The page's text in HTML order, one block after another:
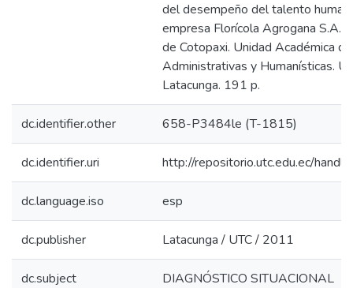
del desempeño del talento
empresa Florícola Agrogana S.A.
de Cotopaxi. Unidad Académica
Administrativas y Humanísticas.
Latacunga. 191 p.
dc.identifier.other 658-P3484le (T-1815)
dc.identifier.uri http://repositorio.utc.edu.ec/
dc.language.iso esp
dc.publisher Latacunga / UTC / 2011
dc.subject DIAGNÓSTICO SITUACIONAL